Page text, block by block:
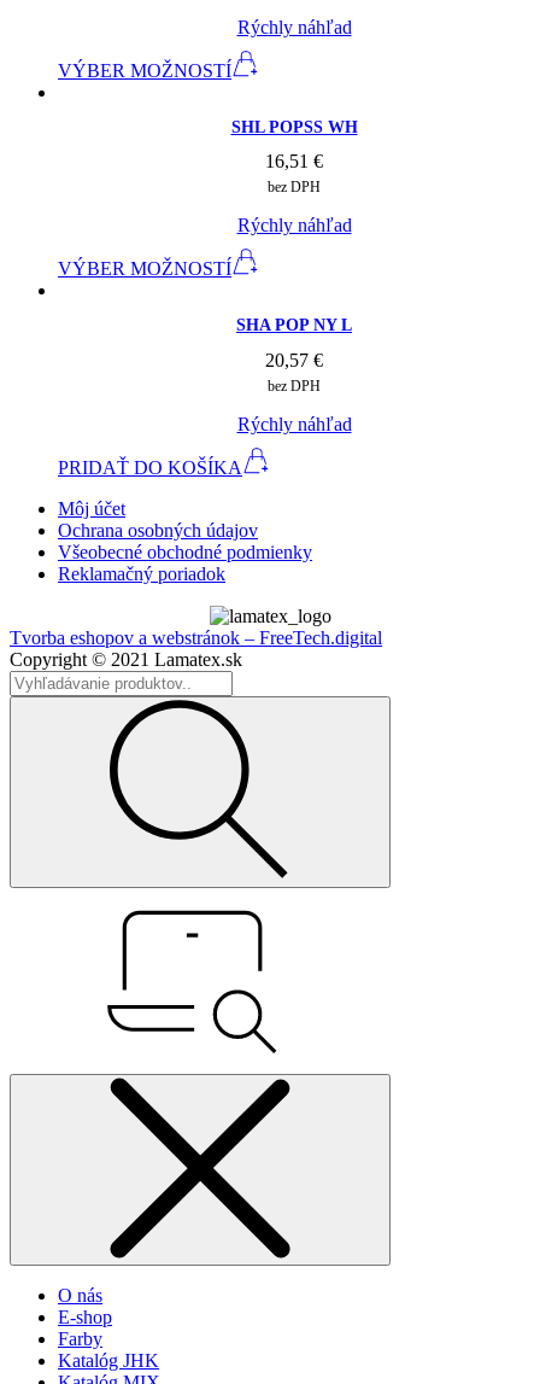
Rýchly náhľad
VÝBER MOŽNOSTÍ
SHL POPSS WH
16,51 €
bez DPH
Rýchly náhľad
VÝBER MOŽNOSTÍ
SHA POP NY L
20,57 €
bez DPH
Rýchly náhľad
PRIDAŤ DO KOŠÍKA
Môj účet
Ochrana osobných údajov
Všeobecné obchodné podmienky
Reklamačný poriadok
Tvorba eshopov a webstránok – FreeTech.digital
Copyright © 2021 Lamatex.sk
O nás
E-shop
Farby
Katalóg JHK